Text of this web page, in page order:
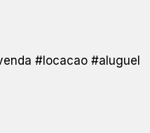
#locacao #aluguel